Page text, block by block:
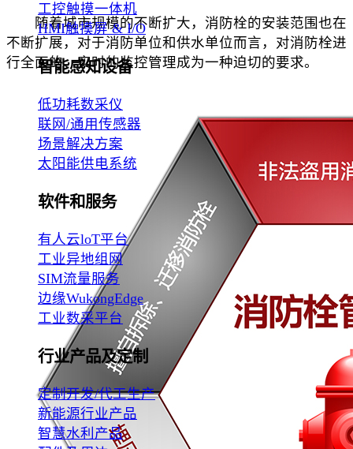
工控触摸一体机
HMI触摸屏 & I/O
智能感知设备
低功耗数采仪
联网/通用传感器
场景解决方案
太阳能供电系统
软件和服务
有人云loT平台
工业异地组网
SIM流量服务
边缘WukongEdge
工业数采平台
行业产品及定制
定制开发/代工生产
新能源行业产品
智慧水利产品
随着城市规模的不断扩大，消防栓的安装范围也在
不断扩展，对于消防单位和供水单位而言，对消防栓进
行全面的、实时的监控管理成为一种迫切的要求。